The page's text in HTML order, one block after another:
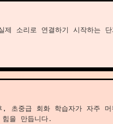
제 소리로 연결하기 시작하는
초중급 회화 학습자가 자주
을 만듭니다.